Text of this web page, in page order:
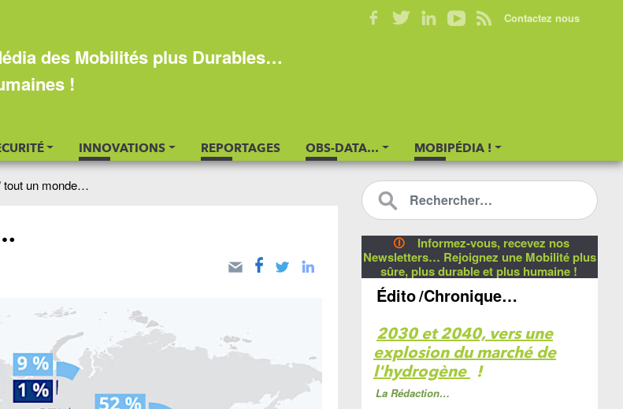
des Mobilités plus Durables…
!
INNOVATIONS REPORTAGES OBS-DATA… MOBIPÉDIA !
Contactez nous
tout un monde…
🛈
Informez-vous, recevez nos
Newsletters… Rejoignez une Mobilité plus
sûre, plus durable et plus humaine !
Édito/Chronique…
2030 et 2040, vers une
explosion du marché de
l'hydrogène !
La Rédaction…